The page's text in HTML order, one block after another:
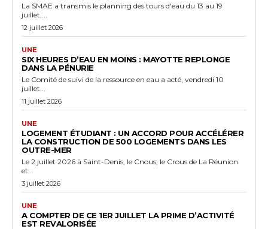
La SMAE a transmis le planning des tours d'eau du 13 au 19
juillet,...
12 juillet 2026
UNE
SIX HEURES D’EAU EN MOINS : MAYOTTE REPLONGE
DANS LA PÉNURIE
Le Comité de suivi de la ressource en eau a acté, vendredi 10
juillet...
11 juillet 2026
UNE
LOGEMENT ÉTUDIANT : UN ACCORD POUR ACCÉLÉRER
LA CONSTRUCTION DE 500 LOGEMENTS DANS LES
OUTRE-MER
Le 2 juillet 2026 à Saint-Denis, le Cnous, le Crous de La Réunion
et...
3 juillet 2026
UNE
A COMPTER DE CE 1ER JUILLET LA PRIME D’ACTIVITÉ
EST REVALORISÉE